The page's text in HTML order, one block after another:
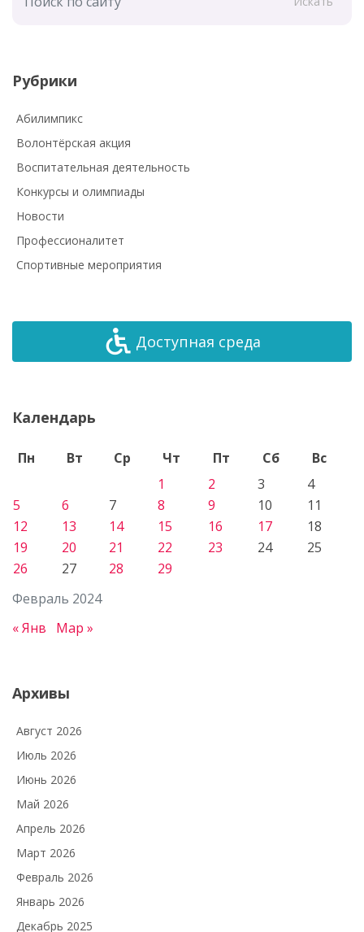
Рубрики
Абилимпикс
Волонтёрская акция
Воспитательная деятельность
Конкурсы и олимпиады
Новости
Профессионалитет
Спортивные мероприятия
Доступная среда
Календарь
Февраль 2024
Пн Вт Ср Чт Пт Сб
Вс
1
2 3
4
5
6 7 8 9 10
11
12
13 14 15 16 17
18
19
20 21 22 23 24
25
26
27 28 29
« Янв Мар »
Архивы
Август 2026
Июль 2026
Июнь 2026
Май 2026
Апрель 2026
Март 2026
Февраль 2026
Январь 2026
Декабрь 2025